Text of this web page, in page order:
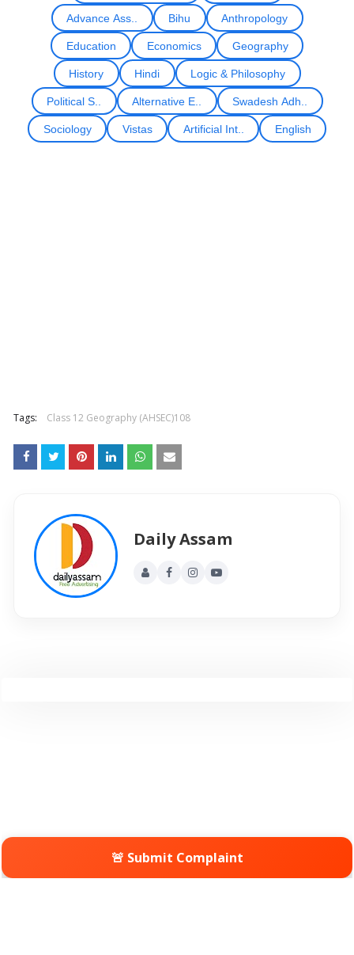
Advance Ass.. Bihu Anthropology
Education Economics Geography
History Hindi Logic & Philosophy
Political S.. Alternative E.. Swadesh Adh..
Sociology Vistas Artificial Int.. English
Tags: Class 12 Geography (AHSEC)108
Daily Assam
🚨 Submit Complaint